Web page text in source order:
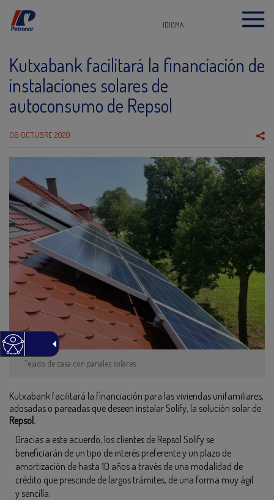
IDIOMA
Kutxabank facilitará la financiación de
instalaciones solares de
autoconsumo de Repsol
06 OCTUBRE 2020
Tejado de casa con panales solares.
Kutxabank facilitará la financiación para las viviendas unifamiliares,
adosadas o pareadas que deseen instalar Solify, la solución solar de
Repsol.
Gracias a este acuerdo, los clientes de Repsol Solify se
beneficiarán de un tipo de interés preferente y un plazo de
amortización de hasta 10 años a través de una modalidad de
crédito que prescinde de largos trámites, de una forma muy ágil
y sencilla.